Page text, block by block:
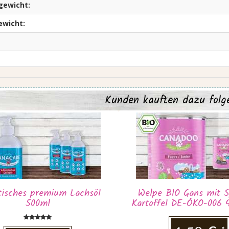
Kunden kauften dazu
premium Lachsöl
500ml
Welpe BIO Gans mit
Kartoffel DE-ÖKO-006